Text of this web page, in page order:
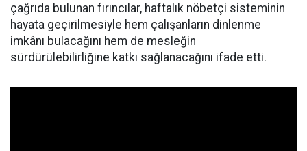
çağrıda bulunan fırıncılar, haftalık nöbetçi sisteminin
hayata geçirilmesiyle hem çalışanların dinlenme
imkânı bulacağını hem de mesleğin
sürdürülebilirliğine katkı sağlanacağını ifade etti.